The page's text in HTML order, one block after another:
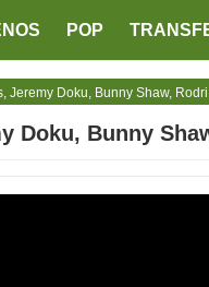
POP
Doku, Bunny Shaw, Rodri
Bunny Shaw,